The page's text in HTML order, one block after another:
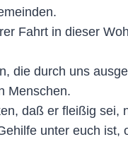
Fahrt in dieser
die durch uns
Menschen.
daß er fleißig sei,
unter euch ist,